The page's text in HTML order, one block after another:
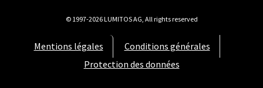
Mentions légales
Conditions générales
Protection des données
© 1997-2026 LUMITOS AG, All rights reserved